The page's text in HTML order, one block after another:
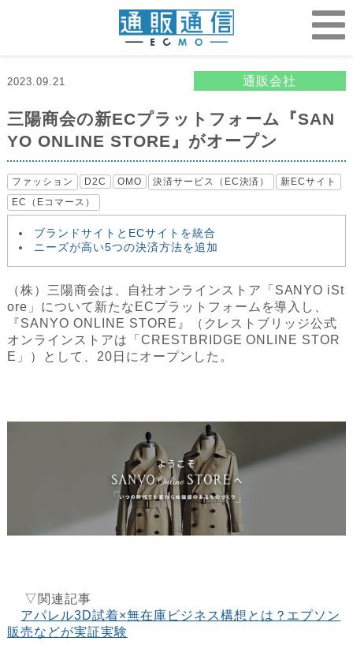
2023.09.21 通販会社
三陽商会の新ECプラットフォーム『SAN
YO ONLINE STORE』がオープン
ファッション D2C OMO 決済サービス（EC決済）
新ECサイト
EC（Eコマース）
ブランドサイトとECサイトを統合
ニーズが高い5つの決済方法を追加
（株）三陽商会は、自社オンラインストア「SANYO iSt
ore」について新たなECプラットフォームを導入し、
『SANYO ONLINE STORE』（クレストブリッジ公式
オンラインストアは「CRESTBRIDGE ONLINE STOR
E」）として、20日にオープンした。
▽関連記事
アパレル3D試着×無在庫ビジネス構想とは？エプソン
販売などが実証実験